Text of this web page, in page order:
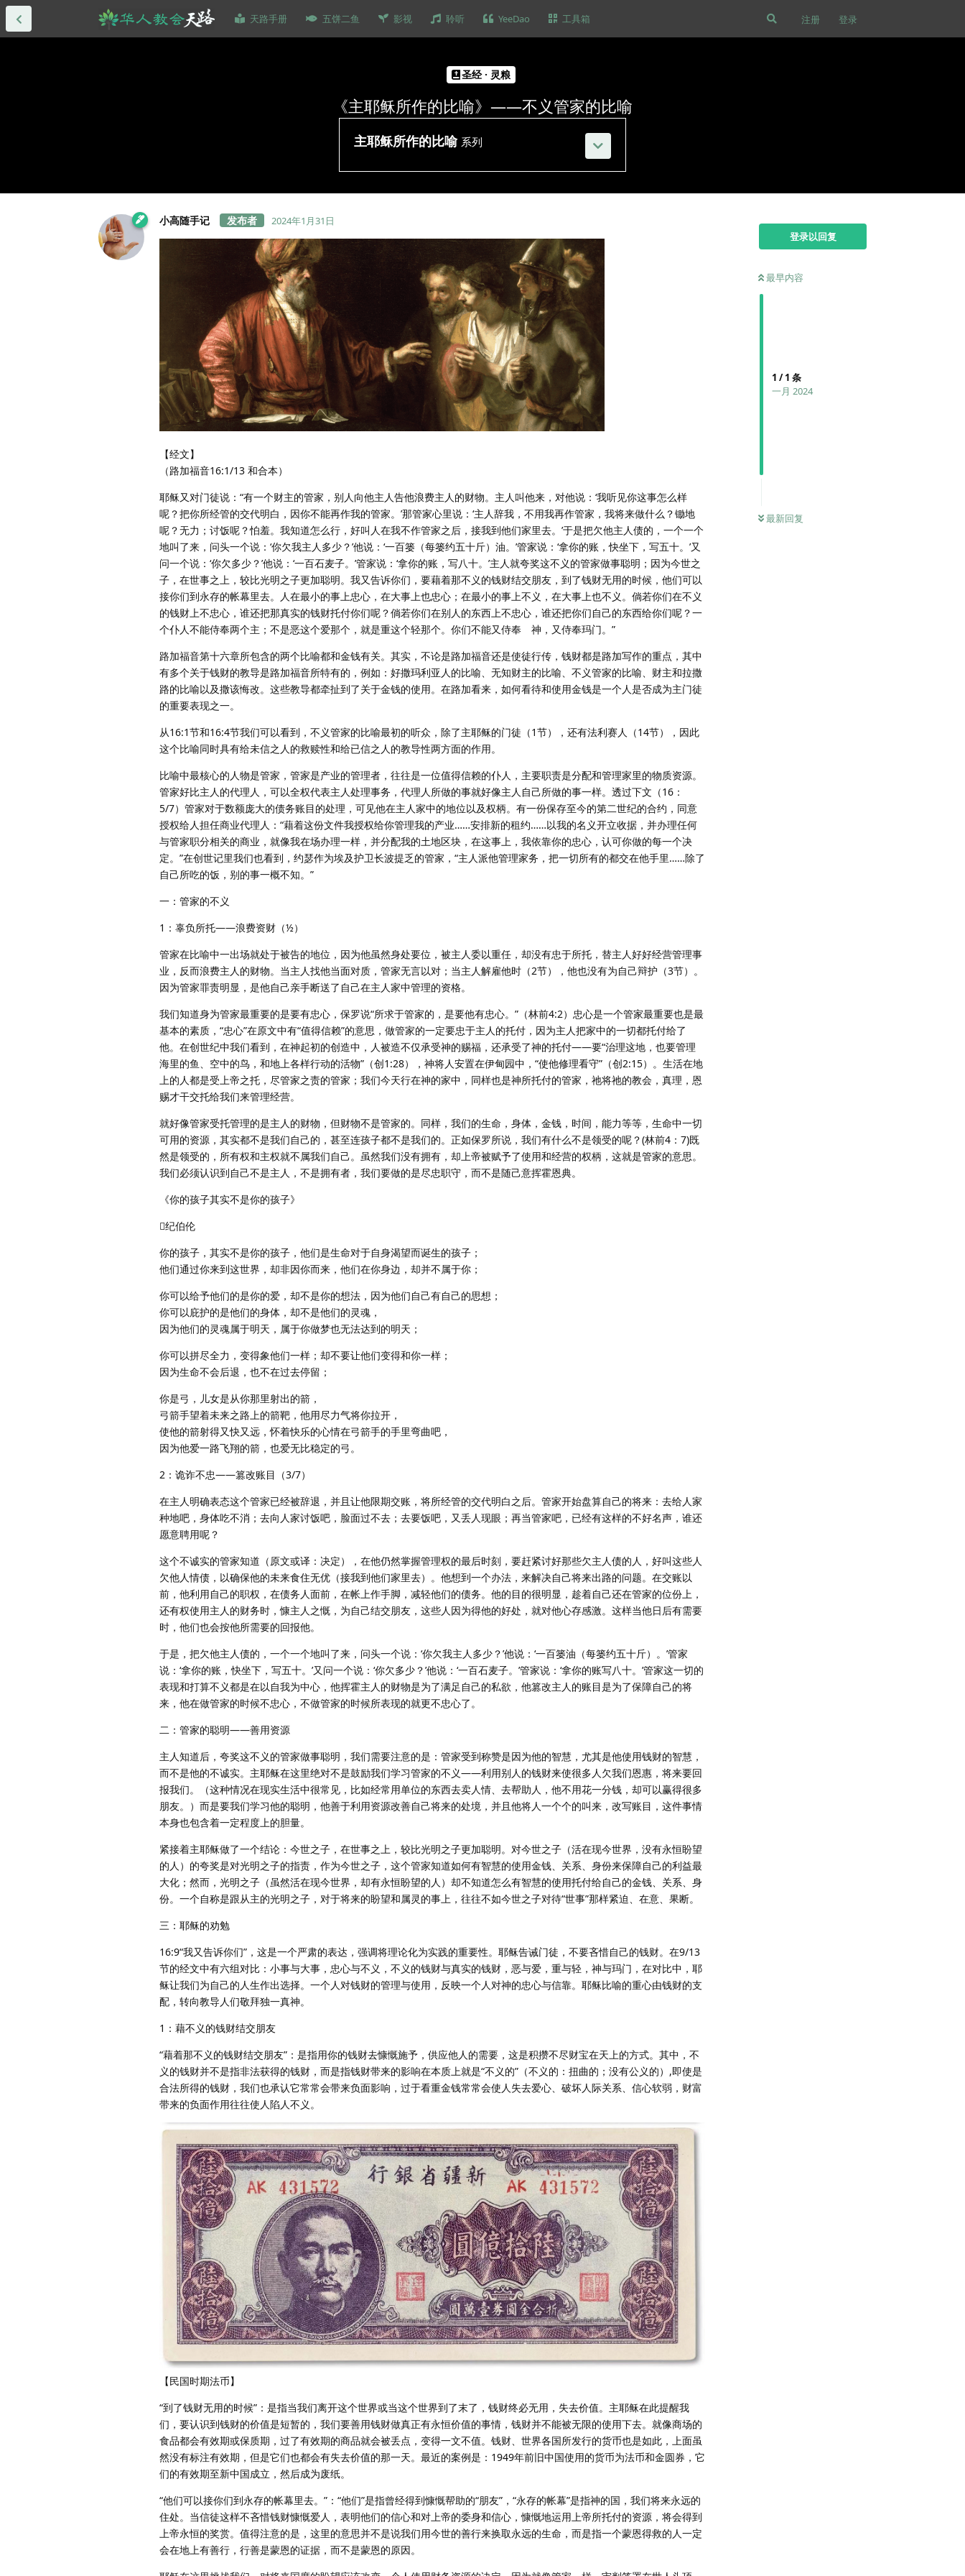
天路手册 五饼二鱼 影视 聆听 YeeDao 工具箱 注册 登录
圣经 · 灵粮
《主耶稣所作的比喻》——不义管家的比喻
主耶稣所作的比喻 系列
登录以回复
最早内容
1 /1 条
一月 2024
最新回复
小高随手记 2024年1月31日
【经文】
（路加福音16:1/13 和合本）
耶稣又对门徒说：“有一个财主的管家，别人向他主人告他浪费主人的财物。主人叫他来，对他说：‘我听见你这事怎么样
呢？把你所经管的交代明白，因你不能再作我的管家。’那管家心里说：‘主人辞我，不用我再作管家，我将来做什么？锄地
呢？无力；讨饭呢？怕羞。我知道怎么行，好叫人在我不作管家之后，接我到他们家里去。’于是把欠他主人债的，一个一个
地叫了来，问头一个说：‘你欠我主人多少？’他说：‘一百篓（每篓约五十斤）油。’管家说：‘拿你的账，快坐下，写五十。’又
问一个说：‘你欠多少？’他说：‘一百石麦子。’管家说：‘拿你的账，写八十。’主人就夸奖这不义的管家做事聪明；因为今世之
子，在世事之上，较比光明之子更加聪明。我又告诉你们，要藉着那不义的钱财结交朋友，到了钱财无用的时候，他们可以
接你们到永存的帐幕里去。人在最小的事上忠心，在大事上也忠心；在最小的事上不义，在大事上也不义。倘若你们在不义
的钱财上不忠心，谁还把那真实的钱财托付你们呢？倘若你们在别人的东西上不忠心，谁还把你们自己的东西给你们呢？一
个仆人不能侍奉两个主；不是恶这个爱那个，就是重这个轻那个。你们不能又侍奉 神，又侍奉玛门。”
路加福音第十六章所包含的两个比喻都和金钱有关。其实，不论是路加福音还是使徒行传，钱财都是路加写作的重点，其中
有多个关于钱财的教导是路加福音所特有的，例如：好撒玛利亚人的比喻、无知财主的比喻、不义管家的比喻、财主和拉撒
路的比喻以及撒该悔改。这些教导都牵扯到了关于金钱的使用。在路加看来，如何看待和使用金钱是一个人是否成为主门徒
的重要表现之一。
从16:1节和16:4节我们可以看到，不义管家的比喻最初的听众，除了主耶稣的门徒（1节），还有法利赛人（14节），因此
这个比喻同时具有给未信之人的救赎性和给已信之人的教导性两方面的作用。
比喻中最核心的人物是管家，管家是产业的管理者，往往是一位值得信赖的仆人，主要职责是分配和管理家里的物质资源。
管家好比主人的代理人，可以全权代表主人处理事务，代理人所做的事就好像主人自己所做的事一样。透过下文（16：
5/7）管家对于数额庞大的债务账目的处理，可见他在主人家中的地位以及权柄。有一份保存至今的第二世纪的合约，同意
授权给人担任商业代理人：“藉着这份文件我授权给你管理我的产业……安排新的租约……以我的名义开立收据，并办理任何
与管家职分相关的商业，就像我在场办理一样，并分配我的土地区块，在这事上，我依靠你的忠心，认可你做的每一个决
定。”在创世记里我们也看到，约瑟作为埃及护卫长波提乏的管家，“主人派他管理家务，把一切所有的都交在他手里……除了
自己所吃的饭，别的事一概不知。”
一：管家的不义
1：辜负所托——浪费资财（½）
管家在比喻中一出场就处于被告的地位，因为他虽然身处要位，被主人委以重任，却没有忠于所托，替主人好好经营管理事
业，反而浪费主人的财物。当主人找他当面对质，管家无言以对；当主人解雇他时（2节），他也没有为自己辩护（3节）。
因为管家罪责明显，是他自己亲手断送了自己在主人家中管理的资格。
我们知道身为管家最重要的是要有忠心，保罗说“所求于管家的，是要他有忠心。”（林前4:2）忠心是一个管家最重要也是最
基本的素质，“忠心”在原文中有“值得信赖”的意思，做管家的一定要忠于主人的托付，因为主人把家中的一切都托付给了
他。在创世纪中我们看到，在神起初的创造中，人被造不仅承受神的赐福，还承受了神的托付——要“治理这地，也要管理
海里的鱼、空中的鸟，和地上各样行动的活物”（创1:28），神将人安置在伊甸园中，“使他修理看守”（创2:15）。生活在地
上的人都是受上帝之托，尽管家之责的管家；我们今天行在神的家中，同样也是神所托付的管家，祂将祂的教会，真理，恩
赐才干交托给我们来管理经营。
就好像管家受托管理的是主人的财物，但财物不是管家的。同样，我们的生命，身体，金钱，时间，能力等等，生命中一切
可用的资源，其实都不是我们自己的，甚至连孩子都不是我们的。正如保罗所说，我们有什么不是领受的呢？(林前4：7)既
然是领受的，所有权和主权就不属我们自己。虽然我们没有拥有，却上帝被赋予了使用和经营的权柄，这就是管家的意思。
我们必须认识到自己不是主人，不是拥有者，我们要做的是尽忠职守，而不是随己意挥霍恩典。
《你的孩子其实不是你的孩子》
纪伯伦
你的孩子，其实不是你的孩子，他们是生命对于自身渴望而诞生的孩子；
他们通过你来到这世界，却非因你而来，他们在你身边，却并不属于你；
你可以给予他们的是你的爱，却不是你的想法，因为他们自己有自己的思想；
你可以庇护的是他们的身体，却不是他们的灵魂，
因为他们的灵魂属于明天，属于你做梦也无法达到的明天；
你可以拼尽全力，变得象他们一样；却不要让他们变得和你一样；
因为生命不会后退，也不在过去停留；
你是弓，儿女是从你那里射出的箭，
弓箭手望着未来之路上的箭靶，他用尽力气将你拉开，
使他的箭射得又快又远，怀着快乐的心情在弓箭手的手里弯曲吧，
因为他爱一路飞翔的箭，也爱无比稳定的弓。
2：诡诈不忠——篡改账目（3/7）
在主人明确表态这个管家已经被辞退，并且让他限期交账，将所经管的交代明白之后。管家开始盘算自己的将来：去给人家
种地吧，身体吃不消；去向人家讨饭吧，脸面过不去；去要饭吧，又丢人现眼；再当管家吧，已经有这样的不好名声，谁还
愿意聘用呢？
这个不诚实的管家知道（原文或译：决定），在他仍然掌握管理权的最后时刻，要赶紧讨好那些欠主人债的人，好叫这些人
欠他人情债，以确保他的未来食住无优（接我到他们家里去）。他想到一个办法，来解决自己将来出路的问题。在交账以
前，他利用自己的职权，在债务人面前，在帐上作手脚，减轻他们的债务。他的目的很明显，趁着自己还在管家的位份上，
还有权使用主人的财务时，慷主人之慨，为自己结交朋友，这些人因为得他的好处，就对他心存感激。这样当他日后有需要
时，他们也会按他所需要的回报他。
于是，把欠他主人债的，一个一个地叫了来，问头一个说：‘你欠我主人多少？’他说：‘一百篓油（每篓约五十斤）。’管家
说：‘拿你的账，快坐下，写五十。’又问一个说：‘你欠多少？’他说：‘一百石麦子。’管家说：‘拿你的账写八十。’管家这一切的
表现和打算不义都是在以自我为中心，他挥霍主人的财物是为了满足自己的私欲，他篡改主人的账目是为了保障自己的将
来，他在做管家的时候不忠心，不做管家的时候所表现的就更不忠心了。
二：管家的聪明——善用资源
主人知道后，夸奖这不义的管家做事聪明，我们需要注意的是：管家受到称赞是因为他的智慧，尤其是他使用钱财的智慧，
而不是他的不诚实。主耶稣在这里绝对不是鼓励我们学习管家的不义——利用别人的钱财来使很多人欠我们恩惠，将来要回
报我们。（这种情况在现实生活中很常见，比如经常用单位的东西去卖人情、去帮助人，他不用花一分钱，却可以赢得很多
朋友。）而是要我们学习他的聪明，他善于利用资源改善自己将来的处境，并且他将人一个个的叫来，改写账目，这件事情
本身也包含着一定程度上的胆量。
紧接着主耶稣做了一个结论：今世之子，在世事之上，较比光明之子更加聪明。对今世之子（活在现今世界，没有永恒盼望
的人）的夸奖是对光明之子的指责，作为今世之子，这个管家知道如何有智慧的使用金钱、关系、身份来保障自己的利益最
大化；然而，光明之子（虽然活在现今世界，却有永恒盼望的人）却不知道怎么有智慧的使用托付给自己的金钱、关系、身
份。一个自称是跟从主的光明之子，对于将来的盼望和属灵的事上，往往不如今世之子对待“世事”那样紧迫、在意、果断。
三：耶稣的劝勉
16:9“我又告诉你们”，这是一个严肃的表达，强调将理论化为实践的重要性。耶稣告诫门徒，不要吝惜自己的钱财。在9/13
节的经文中有六组对比：小事与大事，忠心与不义，不义的钱财与真实的钱财，恶与爱，重与轻，神与玛门，在对比中，耶
稣让我们为自己的人生作出选择。一个人对钱财的管理与使用，反映一个人对神的忠心与信靠。耶稣比喻的重心由钱财的支
配，转向教导人们敬拜独一真神。
1：藉不义的钱财结交朋友
“藉着那不义的钱财结交朋友”：是指用你的钱财去慷慨施予，供应他人的需要，这是积攒不尽财宝在天上的方式。其中，不
义的钱财并不是指非法获得的钱财，而是指钱财带来的影响在本质上就是“不义的”（不义的：扭曲的；没有公义的）,即使是
合法所得的钱财，我们也承认它常常会带来负面影响，过于看重金钱常常会使人失去爱心、破坏人际关系、信心软弱，财富
带来的负面作用往往使人陷人不义。
【民国时期法币】
“到了钱财无用的时候”：是指当我们离开这个世界或当这个世界到了末了，钱财终必无用，失去价值。主耶稣在此提醒我
们，要认识到钱财的价值是短暂的，我们要善用钱财做真正有永恒价值的事情，钱财并不能被无限的使用下去。就像商场的
食品都会有效期或保质期，过了有效期的商品就会被丢点，变得一文不值。钱财、世界各国所发行的货币也是如此，上面虽
然没有标注有效期，但是它们也都会有失去价值的那一天。最近的案例是：1949年前旧中国使用的货币为法币和金圆券，它
们的有效期至新中国成立，然后成为废纸。
“他们可以接你们到永存的帐幕里去。”：“他们”是指曾经得到慷慨帮助的“朋友”，“永存的帐幕”是指神的国，我们将来永远的
住处。当信徒这样不吝惜钱财慷慨爱人，表明他们的信心和对上帝的委身和信心，慷慨地运用上帝所托付的资源，将会得到
上帝永恒的奖赏。值得注意的是，这里的意思并不是说我们用今世的善行来换取永远的生命，而是指一个蒙恩得救的人一定
会在地上有善行，行善是蒙恩的证据，而不是蒙恩的原因。